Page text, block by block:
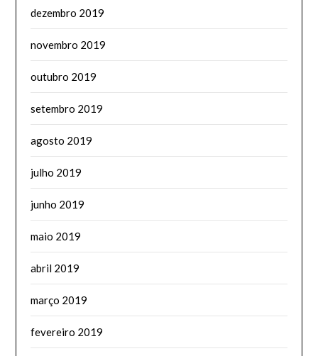
dezembro 2019
novembro 2019
outubro 2019
setembro 2019
agosto 2019
julho 2019
junho 2019
maio 2019
abril 2019
março 2019
fevereiro 2019